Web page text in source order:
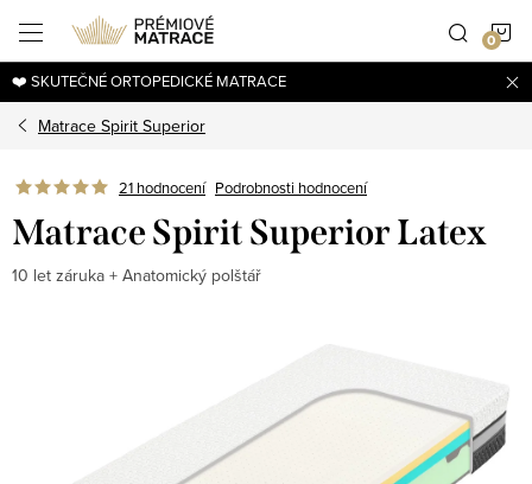
obsah
❤️ SKUTEČNÉ ORTOPEDICKÉ MATRACE
Matrace Spirit Superior
21 hodnocení Podrobnosti hodnocení
Matrace Spirit Superior Latex
10 let záruka + Anatomický polštář